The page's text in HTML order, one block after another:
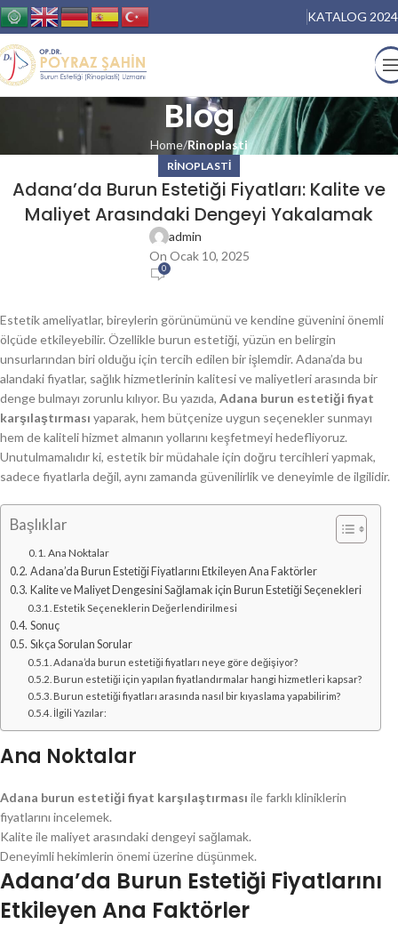
KATALOG 2024
Blog
Home Rinoplasti
RINOPLASTI
Adana’da Burun Estetiği Fiyatları: Kalite ve
Maliyet Arasındaki Dengeyi Yakalamak
admin
On Ocak 10, 2025
0
Estetik ameliyatlar, bireylerin görünümünü ve kendine güvenini önemli
ölçüde etkileyebilir. Özellikle burun estetiği, yüzün en belirgin
unsurlarından biri olduğu için tercih edilen bir işlemdir. Adana’da bu
alandaki fiyatlar, sağlık hizmetlerinin kalitesi ve maliyetleri arasında bir
denge bulmayı zorunlu kılıyor. Bu yazıda, Adana burun estetiği fiyat
karşılaştırması yaparak, hem bütçenize uygun seçenekler sunmayı
hem de kaliteli hizmet almanın yollarını keşfetmeyi hedefliyoruz.
Unutulmamalıdır ki, estetik bir müdahale için doğru tercihleri yapmak,
sadece fiyatlarla değil, aynı zamanda güvenilirlik ve deneyimle de ilgilidir.
Başlıklar
Ana Noktalar
Adana’da Burun Estetiği Fiyatlarını Etkileyen Ana Faktörler
Kalite ve Maliyet Dengesini Sağlamak için Burun Estetiği Seçenekleri
Estetik Seçeneklerin Değerlendirilmesi
Sonuç
Sıkça Sorulan Sorular
Adana’da burun estetiği fiyatları neye göre değişiyor?
Burun estetiği için yapılan fiyatlandırmalar hangi hizmetleri kapsar?
Burun estetiği fiyatları arasında nasıl bir kıyaslama yapabilirim?
İlgili Yazılar:
Ana Noktalar
Adana burun estetiği fiyat karşılaştırması ile farklı kliniklerin
fiyatlarını incelemek.
Kalite ile maliyet arasındaki dengeyi sağlamak.
Deneyimli hekimlerin önemi üzerine düşünmek.
Adana’da Burun Estetiği Fiyatlarını
Etkileyen Ana Faktörler